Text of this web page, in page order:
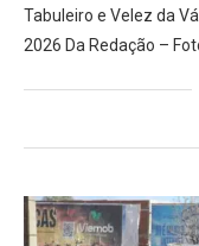
Tabuleiro e Velez da
2026 Da Redação –